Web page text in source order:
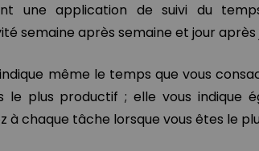
une application de suivi du
semaine après semaine et jour après
même le temps que vous
le plus productif ; elle vous indique
à chaque tâche lorsque vous êtes le